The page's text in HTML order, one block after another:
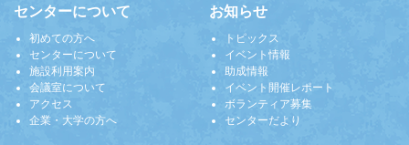
センターについて
初めての方へ
センターについて
施設利用案内
会議室について
アクセス
企業・大学の方へ
お知らせ
トピックス
イベント情報
助成情報
イベント開催レポート
ボランティア募集
センターだより